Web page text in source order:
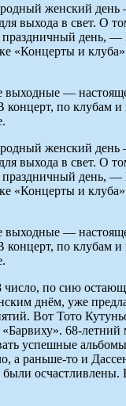
женский день
выхода в свет. О
праздничный день, —
«Концерты и
—
концерт, по клубам и
женский день
выхода в свет. О
праздничный день, —
«Концерты и
—
концерт, по клубам и
число, по сию
днём, уже
Вот Тото
68-летний
успешные
а раньше-то и